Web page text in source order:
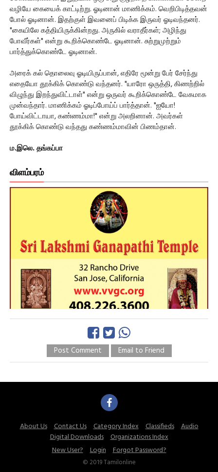
வழியே கையைக் காட்டிற்று. ஓடினான் மாணிக்கம். வெறிபிடித்தவன்
போல் ஓடினான். இதற்குள் இவனைப் பிடிக்க இருவர் ஓடிவந்தனர்.
"கையிலே கத்தியிருக்கின்றது. அருகில் வராதீர்கள்; அழிந்து
போவீர்கள்" என்று கூறிக்கொண்டே ஓடினான். சுற்றுமுற்றும்
பார்த்துக்கொண்டே ஓடினான்.
அரைக் கல் தொலைவு ஓடியிருப்பான், எதிரே மூன்று பேர் சேர்ந்து
எதையோ தூக்கிக் கொண்டு வந்தனர். "யாரோ ஒருத்தி, கிணற்றில்
விழுந்து இறந்துவிட்டாள்" என்று ஒருவர் கூறிக்கொண்டே வேகமாக
முன்வந்தார். மாணிக்கம் ஓடிப்போய்ப் பார்த்தான். "ஐயோ!
போய்விட்டாயா, கண்ணம்மா!" என்று அலறினான். அவர்கள்
தூக்கிக் கொண்டு வந்தது கண்ணம்மாவின் பிணம்தான்.
ம.இலெ. தங்கப்பா
விளம்பரம்
Post Comment Email to Friend
About Us Contact Us Category Index Classifieds
Audio
Digital Downloads
Organizations Index
New User?
Login Forgot Password?
© 2019 Tamilonline